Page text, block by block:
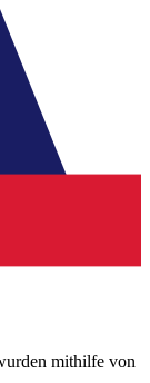
mithilfe von